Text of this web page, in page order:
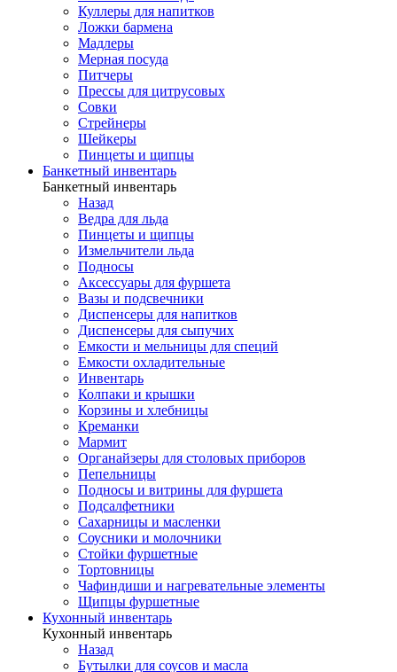
Куллеры для напитков
Ложки бармена
Мадлеры
Мерная посуда
Питчеры
Прессы для цитрусовых
Совки
Стрейнеры
Шейкеры
Пинцеты и щипцы
Банкетный инвентарь
Банкетный инвентарь
Назад
Ведра для льда
Пинцеты и щипцы
Измельчители льда
Подносы
Аксессуары для фуршета
Вазы и подсвечники
Диспенсеры для напитков
Диспенсеры для сыпучих
Емкости и мельницы для специй
Емкости охладительные
Инвентарь
Колпаки и крышки
Корзины и хлебницы
Креманки
Мармит
Органайзеры для столовых приборов
Пепельницы
Подносы и витрины для фуршета
Подсалфетники
Сахарницы и масленки
Соусники и молочники
Стойки фуршетные
Тортовницы
Чафиндиши и нагревательные элементы
Щипцы фуршетные
Кухонный инвентарь
Кухонный инвентарь
Назад
Бутылки для соусов и масла